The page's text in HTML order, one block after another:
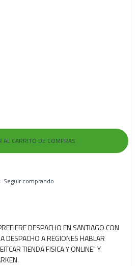
Seguir comprando
DESPACHO EN SANTIAGO CON
DESPACHO A REGIONES HABLAR
TIENDA FISICA Y ONLINE" Y